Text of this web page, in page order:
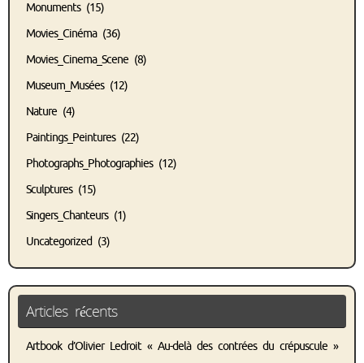
Monuments(15)
Movies_Cinéma(36)
Movies_Cinema_Scene (8)
Museum_Musées(12)
Nature (4)
Paintings_Peintures(22)
Photographs_Photographies(12)
Sculptures(15)
Singers_Chanteurs(1)
Uncategorized (3)
Articles récents
Artbook d’Olivier Ledroit « Au-delà des contrées du crépuscule »